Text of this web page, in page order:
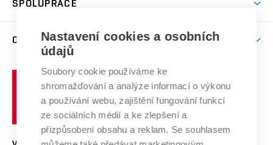
Celoživotní vzdělávání
E-přihláška
Závěrečné práce
Doktorské studium
Studium bez bariér
Podpora podnikání
Mezinárodní vědecká rada
Systém zajišťování kvality výzkumu
Výzkumné infrastruktury
Transfer znalostí
Open Science
Projekty
SPOLUPRÁCE
Zahraniční spolupráce
Spolupráce se školami
Služby univerzity
Mezinárodní dohody
Univerzitní sítě
O UNIVERZITĚ
Profil univerzity
Udržitelná univerzita
Podnikavá univerzita / ContriBUTe
Bezpečná univerzita
učení
technické
Nastavení cookies a osobních
údajů
Soubory cookie používáme ke
shromažďování a analýze informací o výkonu
a používání webu, zajištění fungování funkcí
ze sociálních médií a ke zlepšení a
přizpůsobení obsahu a reklam. Se souhlasem